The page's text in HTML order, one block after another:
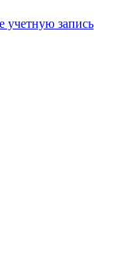
учетную запись